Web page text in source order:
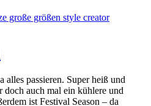
alles passieren. Super heiß und
auch mal ein kühlere und
ist Festival Season – da